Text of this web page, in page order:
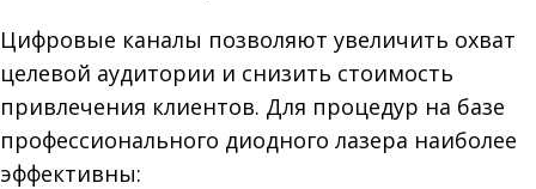
Цифровые каналы позволяют увеличить охват
целевой аудитории и снизить стоимость
привлечения клиентов. Для процедур на базе
профессионального диодного лазера наиболее
эффективны: